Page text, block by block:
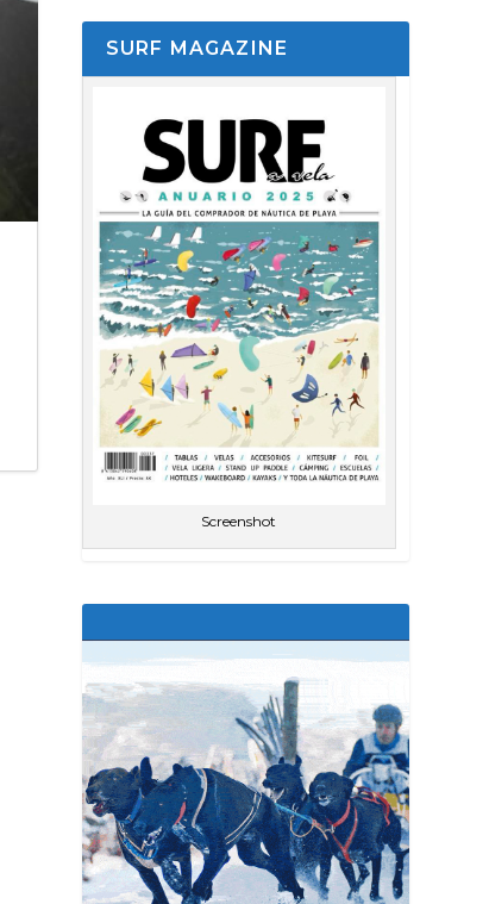
SURF MAGAZINE
Screenshot